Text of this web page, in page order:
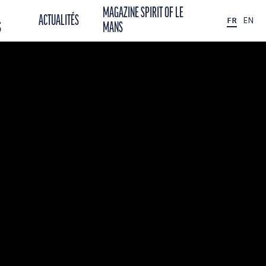
ACTUALITÉS
MAGAZINE SPIRIT OF LE
MANS
FR EN